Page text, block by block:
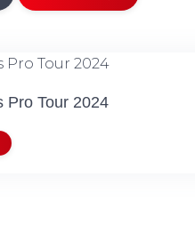
Pro Tour 2024